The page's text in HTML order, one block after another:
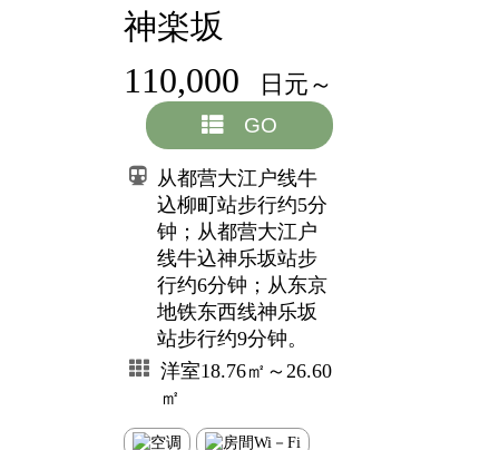
神楽坂
110,000 日元～
GO
从都营大江户线牛
込柳町站步行约5分
钟；从都营大江户
线牛込神乐坂站步
行约6分钟；从东京
地铁东西线神乐坂
站步行约9分钟。
洋室18.76㎡～26.60
㎡